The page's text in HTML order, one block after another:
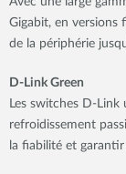
Gigabit, en
de la périphérie
D-Link Green
Les switches D-Link
refroidissement
la fiabilité et